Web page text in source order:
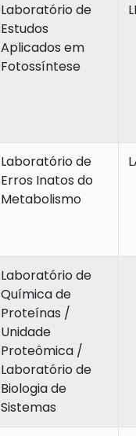
Laboratório de
Estudos
Aplicados em
Fotossíntese
Laboratório de
Erros Inatos do
Metabolismo
Laboratório de
Química de
Proteínas /
Unidade
Proteômica /
Laboratório de
Biologia de
Sistemas